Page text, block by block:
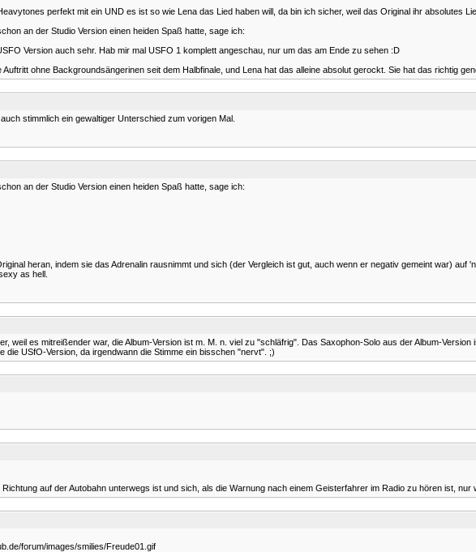
perfekt mit ein UND es ist so wie Lena das Lied haben will, da bin ich sicher, weil das Original ihr absolutes
an der Studio Version einen heiden Spaß hatte, sage ich:
Version auch sehr. Hab mir mal USFO 1 komplett angeschau, nur um das am Ende zu sehen :D
ohne Backgroundsängerinen seit dem Halbfinale, und Lena hat das alleine absolut gerockt. Sie hat das richtig
stimmlich ein gewaltiger Unterschied zum vorigen Mal.
an der Studio Version einen heiden Spaß hatte, sage ich:
heran, indem sie das Adrenalin rausnimmt und sich (der Vergleich ist gut, auch wenn er negativ gemeint war) auf
as hell.
weil es mitreißender war, die Album-Version ist m. M. n. viel zu "schläfrig". Das Saxophon-Solo aus der Album-
USfO-Version, da irgendwann die Stimme ein bisschen "nervt". ;)
auf der Autobahn unterwegs ist und sich, als die Warnung nach einem Geisterfahrer im Radio zu hören ist,
forum/images/smilies/Freude01.gif